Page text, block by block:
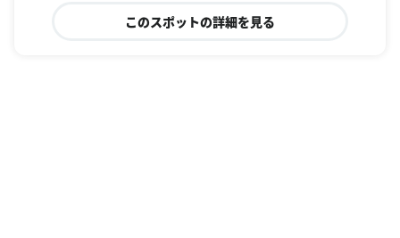
このスポットの詳細を見る